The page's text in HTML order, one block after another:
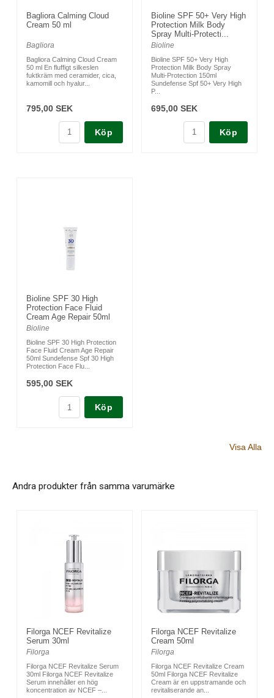
Bagliora Calming Cloud
Cream 50 ml
Bagliora
Bagliora Calming Cloud Cream
50 ml En fluffigt silkeslen
fuktkräm med ceramider, cica,
kamomill och hyalur...
795,00 SEK
Köp
Bioline SPF 50+ Very High
Protection Milk Body
Spray Multi-Protecti...
Bioline
Bioline SPF 50+ Very High
Protection Milk Body Spray
Multi-Protection 150ml
Sundefense Spf 50+ Very High
P...
695,00 SEK
Köp
Bioline SPF 30 High
Protection Face Fluid
Cream Age Repair 50ml
Bioline
Bioline SPF 30 High Protection
Face Fluid Cream Age Repair
50ml Sundefense Spf 30 High
Protection Face Flu...
595,00 SEK
Köp
Visa Alla
Andra produkter från samma varumärke
Filorga NCEF Revitalize
Serum 30ml
Filorga
Filorga NCEF Revitalize Serum
30ml Filorga NCEF Revitalize
Serum innehåller en hög
koncentration av NCEF –...
Filorga NCEF Revitalize
Cream 50ml
Filorga
Filorga NCEF Revitalize Cream
50ml Filorga NCEF Revitalize
Cream är en uppstramande och
revitaliserande an...